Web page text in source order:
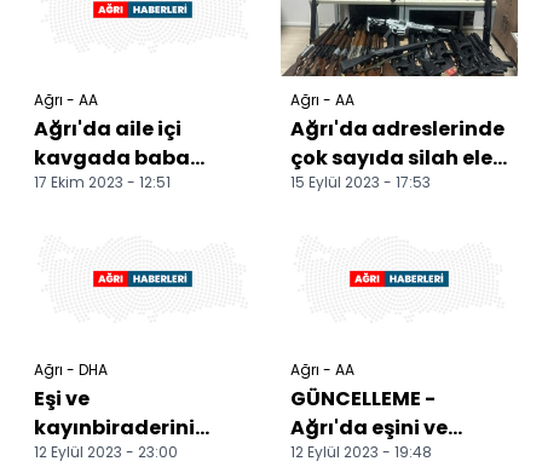
Ağrı - AA
Ağrı'da aile içi
kavgada baba
silahla kızını vurarak
17 Ekim 2023 - 12:51
Ağrı - AA
Ağrı'da adreslerinde
çok sayıda silah ele
geçirilen 2 şüpheli
15 Eylül 2023 - 17:53
Ağrı - DHA
Eşi ve
kayınbiraderini
öldüren güvenlik
12 Eylül 2023 - 23:00
Ağrı - AA
GÜNCELLEME -
Ağrı'da eşini ve
kayınbiraderini
12 Eylül 2023 - 19:48